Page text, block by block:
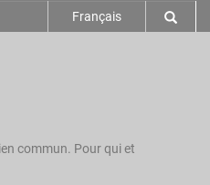
Français
commun. Pour qui et